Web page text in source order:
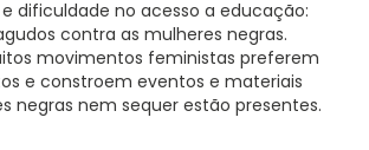
dificuldade no acesso a educação:
contra as mulheres negras.
movimentos feministas preferem
e constroem eventos e materiais
negras nem sequer estão presentes.